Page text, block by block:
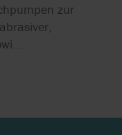
zur